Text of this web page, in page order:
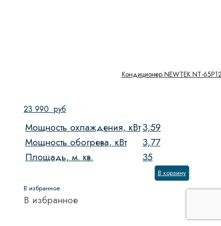
Кондиционер NEWTEK NT-
23 990 руб
Мощность охлаждения, кВт3,59
Мощность обогрева, кВт
3,77
Площадь, м. кв.
35
В корзину
В избранное
В избранное